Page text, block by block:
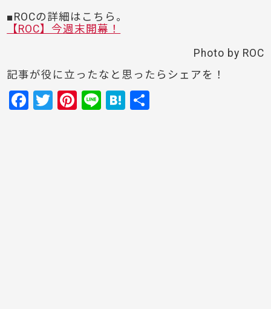
■ROCの詳細はこちら。
【ROC】今週末開幕！
Photo by ROC
記事が役に立ったなと思ったらシェアを！
F
T
Pi Li H